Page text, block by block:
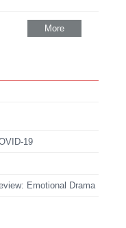
More
19
Emotional Drama